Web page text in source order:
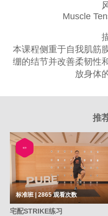
Muscle
本课程侧重于自我肌
绷的结节并改善柔韧性
放身体
推
健身
标准班 | 2865观看次数
宅配STRIKE练习